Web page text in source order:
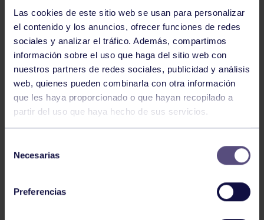
Las cookies de este sitio web se usan para personalizar
el contenido y los anuncios, ofrecer funciones de redes
sociales y analizar el tráfico. Además, compartimos
información sobre el uso que haga del sitio web con
nuestros partners de redes sociales, publicidad y análisis
web, quienes pueden combinarla con otra información
que les haya proporcionado o que hayan recopilado a
partir del uso que haya hecho de sus servicios.
Necesarias
Preferencias
SuperLiga 2
RGCC, que se impusieron por
a Voleibol Arroyo en
trabajo en equipo.